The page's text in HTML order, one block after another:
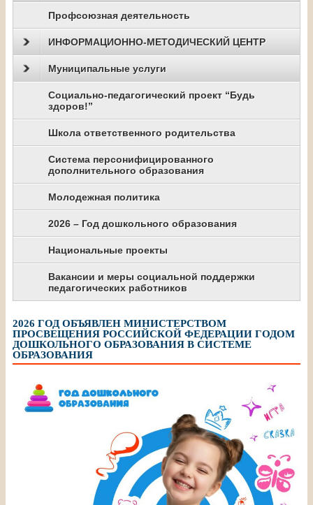
Профсоюзная деятельность
ИНФОРМАЦИОННО-МЕТОДИЧЕСКИЙ ЦЕНТР
Муниципальные услуги
Социально-педагогический проект “Будь
здоров!”
Школа ответственного родительства
Система персонифицированного
дополнительного образования
Молодежная политика
2026 – Год дошкольного образования
Национальные проекты
Вакансии и меры социальной поддержки
педагогических работников
2026 ГОД ОБЪЯВЛЕН МИНИСТЕРСТВОМ
ПРОСВЕЩЕНИЯ РОССИЙСКОЙ ФЕДЕРАЦИИ ГОДОМ
ДОШКОЛЬНОГО ОБРАЗОВАНИЯ В СИСТЕМЕ
ОБРАЗОВАНИЯ